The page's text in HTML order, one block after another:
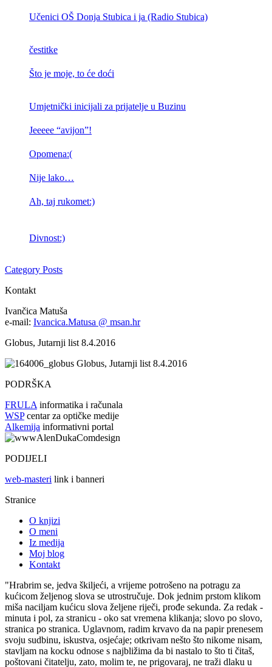
Učenici OŠ Donja Stubica i ja (Radio Stubica)
čestitke
Što je moje, to će doći
Umjetnički inicijali za prijatelje u Buzinu
Jeeeee “avijon”!
Opomena:(
Nije lako…
Ah, taj rukomet:)
Divnost:)
Category Posts
Kontakt
Ivančica Matuša
e-mail: Ivancica.Matusa @ msan.hr
Globus, Jutarnji list 8.4.2016
Globus, Jutarnji list 8.4.2016
PODRŠKA
FRULA informatika i računala
WSPcentar za optičke medije
Alkemija informativni portal
PODIJELI
web-masteri link i banneri
Stranice
O knjizi
O meni
Iz medija
Moj blog
Kontakt
"Hrabrim se, jedva škiljeći, a vrijeme potrošeno na potragu za
kućicom željenog slova se utrostručuje. Dok jednim prstom klikom
miša naciljam kućicu slova željene riječi, prođe sekunda. Za redak -
minuta i pol, za stranicu - oko sat vremena klikanja; slovo po slovo,
stranica po stranica. Uglavnom, radim krvavo da na papir prenesem
svoju sudbinu, iskustva, osjećaje; otkrivam nešto što nikome nisam,
stavljam na kocku odnose s najbližima da bi nastalo to što ti čitaš,
poštovani čitatelju, zato, molim te, ne prigovaraj, ne traži dlaku u